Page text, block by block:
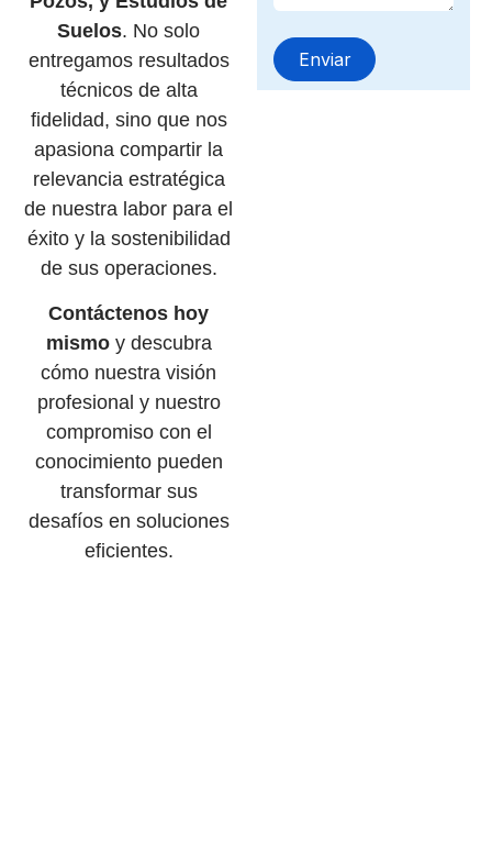
Suelos. No solo
entregamos resultados
técnicos de alta
fidelidad, sino que nos
apasiona compartir la
relevancia estratégica
de nuestra labor para el
éxito y la sostenibilidad
de sus operaciones.
Contáctenos hoy
mismoy descubra
cómo nuestra visión
profesional y nuestro
compromiso con el
conocimiento pueden
transformar sus
desafíos en soluciones
eficientes.